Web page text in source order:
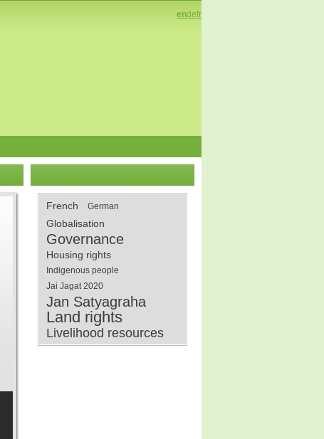
endefr
French German
Globalisation
Governance
Housing rights
Indigenous people
Jai Jagat 2020
Jan Satyagraha
Land rights
Livelihood resources